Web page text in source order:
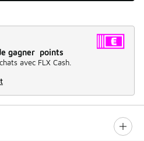
gagner points
avec FLX Cash.